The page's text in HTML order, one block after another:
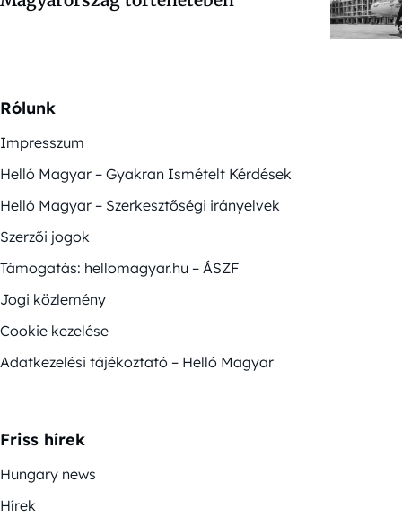
Rólunk
Impresszum
Helló Magyar – Gyakran Ismételt Kérdések
Helló Magyar – Szerkesztőségi irányelvek
Szerzői jogok
Támogatás: hellomagyar.hu – ÁSZF
Jogi közlemény
Cookie kezelése
Adatkezelési tájékoztató – Helló Magyar
Friss hírek
Hungary news
Hírek